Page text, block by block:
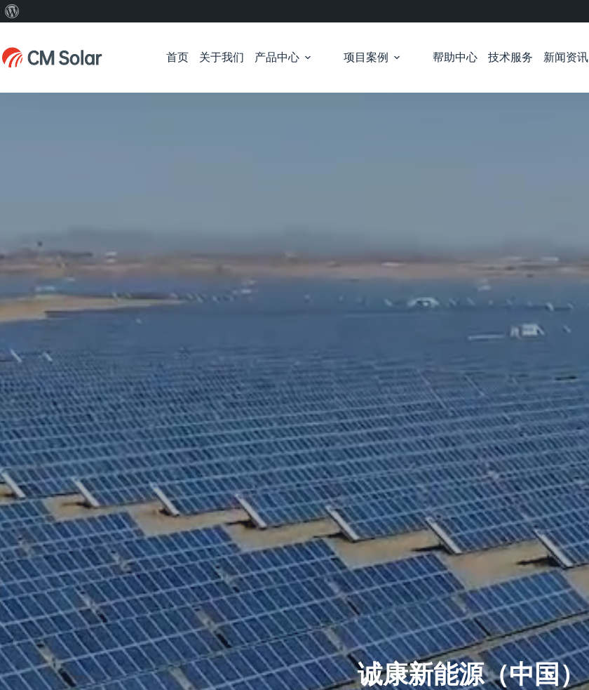
WordPress
过
内
首页 关于我们 产品中心 项目案例 帮助中心 技术服务 新闻资讯
诚康新能源（中国）